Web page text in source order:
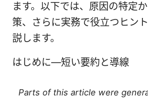
ます。以下では、原因の特定
策、さらに実務で役立つヒン
説します。
はじめに—短い要約と導線
Parts of this article were